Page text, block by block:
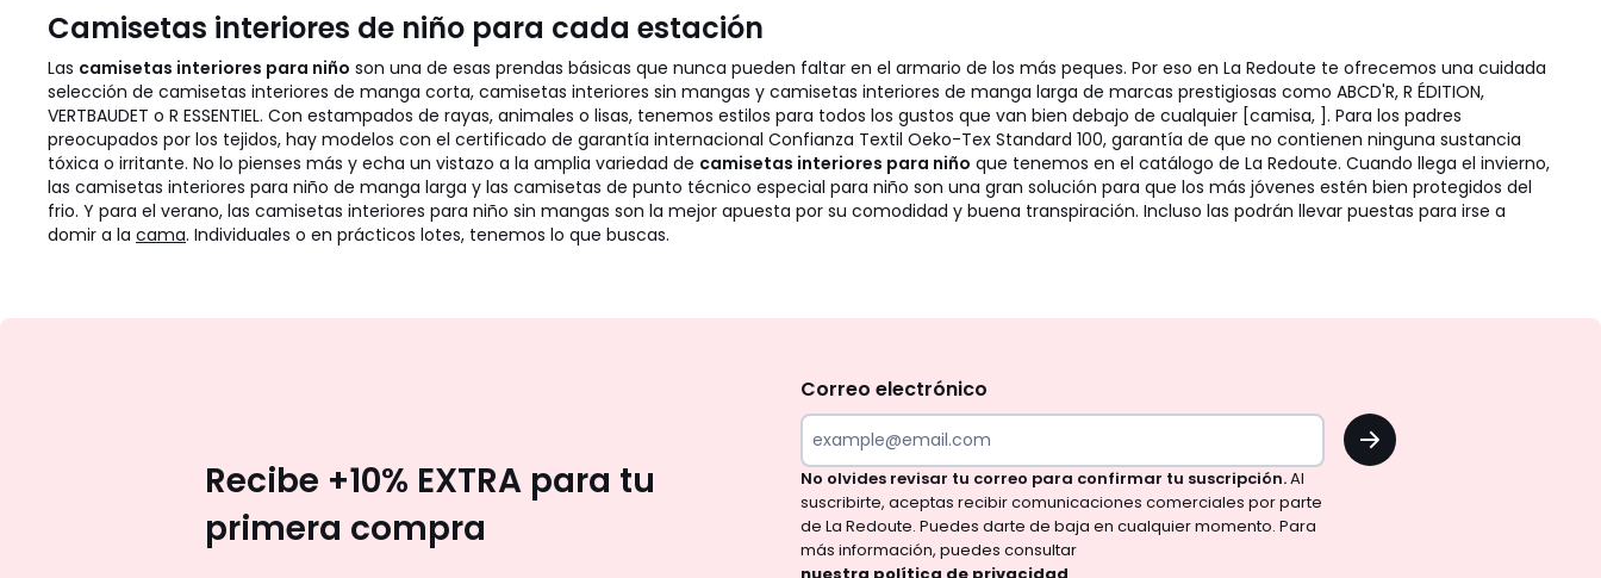
Camisetas interiores de niño para cada estación
Las camisetas interiores para niño son una de esas prendas básicas que nunca pueden faltar en el armario de los más peques. Por eso en La Redoute te ofrecemos una cuidada
selección de camisetas interiores de manga corta, camisetas interiores sin mangas y camisetas interiores de manga larga de marcas prestigiosas como ABCD'R, R ÉDITION,
VERTBAUDET o R ESSENTIEL. Con estampados de rayas, animales o lisas, tenemos estilos para todos los gustos que van bien debajo de cualquier [camisa, ]. Para los padres
preocupados por los tejidos, hay modelos con el certificado de garantía internacional Confianza Textil Oeko-Tex Standard 100, garantía de que no contienen ninguna sustancia
tóxica o irritante. No lo pienses más y echa un vistazo a la amplia variedad de camisetas interiores para niño que tenemos en el catálogo de La Redoute. Cuando llega el invierno,
las camisetas interiores para niño de manga larga y las camisetas de punto técnico especial para niño son una gran solución para que los más jóvenes estén bien protegidos del
frio. Y para el verano, las camisetas interiores para niño sin mangas son la mejor apuesta por su comodidad y buena transpiración. Incluso las podrán llevar puestas para irse a
domir a la cama. Individuales o en prácticos lotes, tenemos lo que buscas.
olvides
revisar
tu
correo
para
confirmar
Recibe +10% EXTRA para tu
primera compra
Correo electrónico
OK
No olvides revisar tu correo para confirmar tu suscripción.Al
suscribirte, aceptas recibir comunicaciones comerciales por parte
de La Redoute. Puedes darte de baja en cualquier momento. Para
más información, puedes consultar